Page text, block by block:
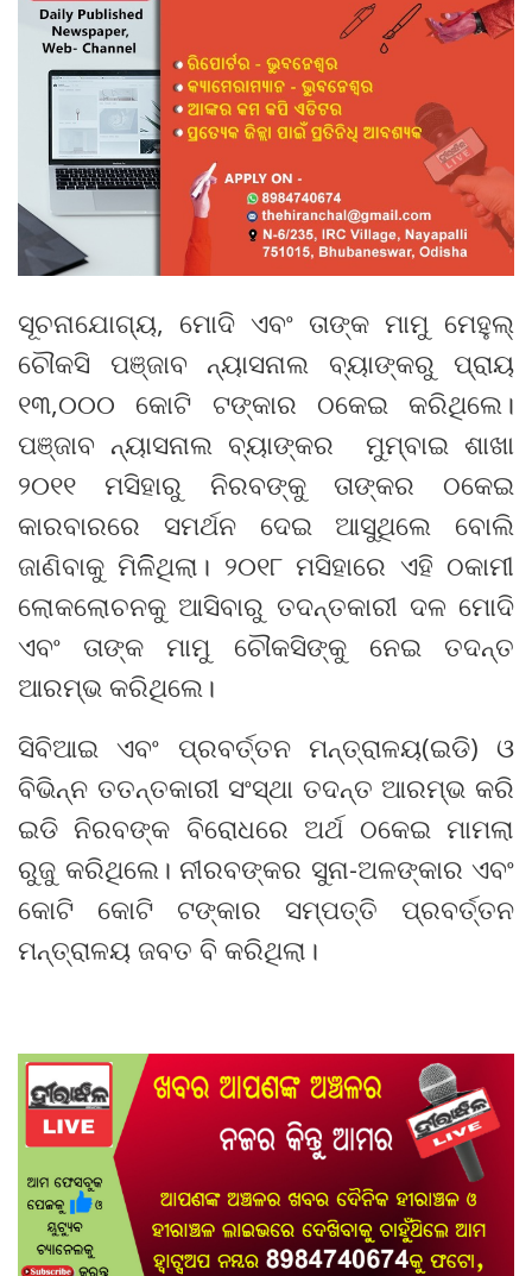
ସୂଚନାଯୋଗ୍ୟ, ମୋଦି ଏବଂ ତାଙ୍କ ମାମୁ ମେହୁଲ୍
ଚୌକସି ପଞ୍ଜାବ ନ୍ୟାସନାଲ ବ୍ୟାଙ୍କରୁ ପ୍ରାୟ
୧୩,୦୦୦ କୋଟି ଟଙ୍କାର ଠକେଇ କରିଥିଲେ।
ପଞ୍ଜାବ ନ୍ୟାସନାଲ ବ୍ୟାଙ୍କର ମୁମ୍ବାଇ ଶାଖା
୨୦୧୧ ମସିହାରୁ ନିରବଙ୍କୁ ତାଙ୍କର ଠକେଇ
କାରବାରରେ ସମର୍ଥନ ଦେଇ ଆସୁଥିଲେ ବୋଲି
ଜାଣିବାକୁ ମିଳିିଥିଲା। ୨୦୧୮ ମସିହାରେ ଏହି ଠକାମୀ
ଲୋକଲୋଚନକୁ ଆସିବାରୁ ତଦନ୍ତକାରୀ ଦଳ ମୋଦି
ଏବଂ ତାଙ୍କ ମାମୁ ଚୌକସିଙ୍କୁ ନେଇ ତଦନ୍ତ
ଆରମ୍ଭ କରିଥିଲେ।
ସିବିଆଇ ଏବଂ ପ୍ରବର୍ତ୍ତନ ମନ୍ତ୍ରାଳୟ(ଇଡି) ଓ
ବିଭିନ୍ନ ତତନ୍ତକାରୀ ସଂସ୍ଥା ତଦନ୍ତ ଆରମ୍ଭ କରି
ଇଡି ନିରବଙ୍କ ବିରୋଧରେ ଅର୍ଥ ଠକେଇ ମାମଲା
ରୁଜୁ କରିଥିଲେ। ନୀରବଙ୍କର ସୁନା-ଅଳଙ୍କାର ଏବଂ
କୋଟି କୋଟି ଟଙ୍କାର ସମ୍ପତ୍ତି ପ୍ରବର୍ତ୍ତନ
ମନ୍ତ୍ରାଳୟ ଜବତ ବି କରିଥିଲା।